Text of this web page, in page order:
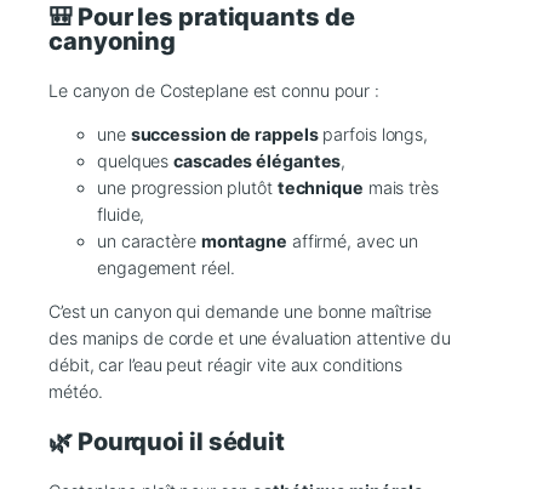
🎒 Pour les pratiquants de
canyoning
Le canyon de Costeplane est connu pour :
une succession de rappelsparfois longs,
quelquescascades élégantes,
une progression plutôt technique mais très
fluide,
un caractère montagne affirmé, avec un
engagement réel.
C’est un canyon qui demande une bonne maîtrise
des manips de corde et une évaluation attentive du
débit, car l’eau peut réagir vite aux conditions
météo.
🌿 Pourquoi il séduit